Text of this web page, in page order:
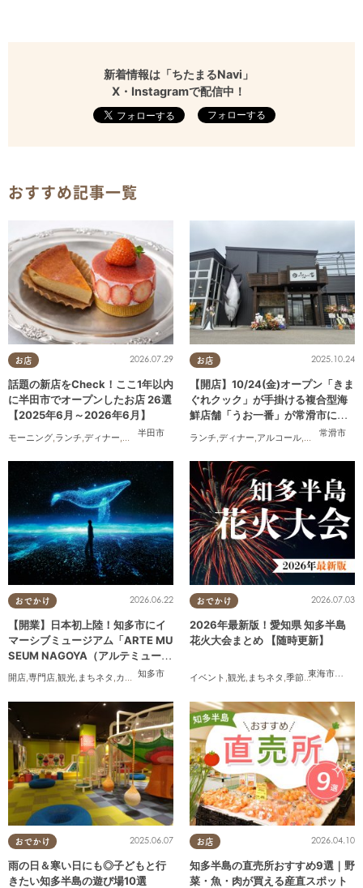
新着情報は「ちたまるNavi」
X・Instagramで配信中！
フォローする
おすすめ記事一覧
お店
半田市
2026.07.29
話題の新店をCheck！ここ1年以内
に半田市でオープンしたお店 26選
【2025年6月～2026年6月】
モーニング ランチ ディナー アルコール ラーメン,パン,カフェ スイーツ,テイクアウト
お店
常滑市
2025.10.24
【開店】10/24(金)オープン「きま
ぐれクック」が手掛ける複合型海
鮮店舗「うお一番」が常滑市に誕
ランチ ディナー アルコール 開店,まちネタ
おでかけ
知多市
2026.06.22
【開業】日本初上陸！知多市にイ
マーシブミュージアム「ARTE MU
SEUM NAGOYA（アルテミュージ
アムナゴヤ）」が2026年11月下旬
にオープン
開店,専門店,観光, まちネタ ,カップル ,友人
おでかけ
東海市
,大府
2026.07.03
2026年最新版！愛知県 知多半島
花火大会まとめ 【随時更新】
イベント ,観光, まちネタ ,季節ネタ ,まとめ記
おでかけ 2025.06.07
雨の日＆寒い日にも◎子どもと行
きたい知多半島の遊び場10選
お店 2026.04.10
知多半島の直売所おすすめ9選｜野
菜・魚・肉が買える産直スポット